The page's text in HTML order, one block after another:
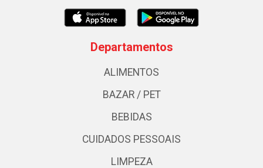
Departamentos
ALIMENTOS
BAZAR / PET
BEBIDAS
CUIDADOS PESSOAIS
LIMPEZA